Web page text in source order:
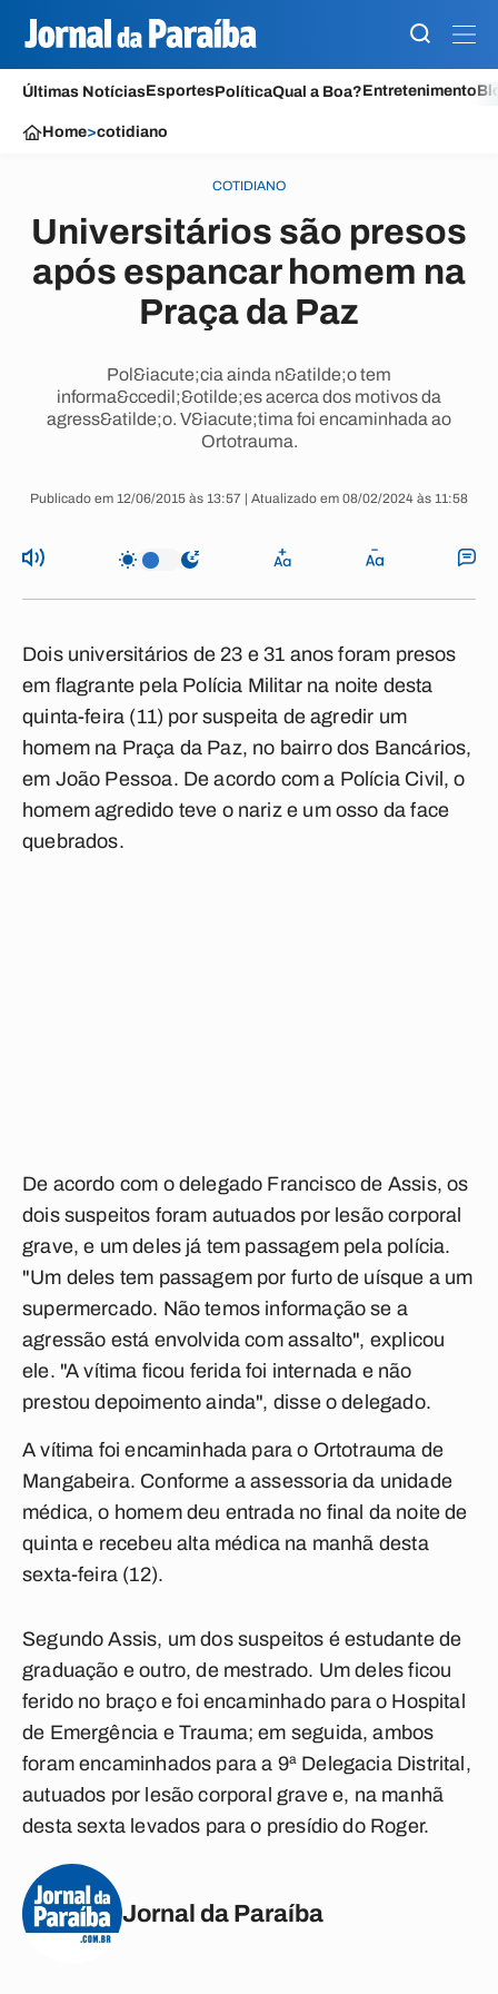
Últimas NotíciasEsportesPolíticaQual a Boa?Entretenimento
Home>cotidiano
COTIDIANO
Universitários são presos
após espancar homem na
Praça da Paz
Pol&iacute;cia ainda n&atilde;o tem
informa&ccedil;&otilde;es acerca dos motivos da
agress&atilde;o. V&iacute;tima foi encaminhada ao
Ortotrauma.
Publicado em 12/06/2015 às 13:57 | Atualizado em 08/02/2024 às 11:58
Dois universitários de 23 e 31 anos foram presos
em flagrante pela Polícia Militar na noite desta
quinta-feira (11) por suspeita de agredir um
homem na Praça da Paz, no bairro dos Bancários,
em João Pessoa. De acordo com a Polícia Civil, o
homem agredido teve o nariz e um osso da face
quebrados.
De acordo com o delegado Francisco de Assis, os
dois suspeitos foram autuados por lesão corporal
grave, e um deles já tem passagem pela polícia.
"Um deles tem passagem por furto de uísque a um
supermercado. Não temos informação se a
agressão está envolvida com assalto", explicou
ele. "A vítima ficou ferida foi internada e não
prestou depoimento ainda", disse o delegado.
A vítima foi encaminhada para o Ortotrauma de
Mangabeira. Conforme a assessoria da unidade
médica, o homem deu entrada no final da noite de
quinta e recebeu alta médica na manhã desta
sexta-feira (12).
Segundo Assis, um dos suspeitos é estudante de
graduação e outro, de mestrado. Um deles ficou
ferido no braço e foi encaminhado para o Hospital
de Emergência e Trauma; em seguida, ambos
foram encaminhados para a 9ª Delegacia Distrital,
autuados por lesão corporal grave e, na manhã
desta sexta levados para o presídio do Roger.
Jornal da Paraíba